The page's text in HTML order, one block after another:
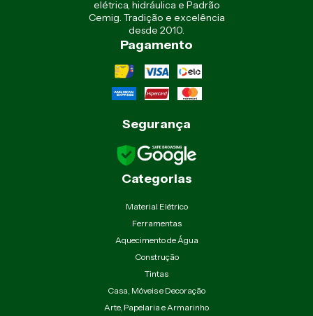
elétrica, hidráulica e Padrão
Cemig. Tradição e excelência
desde 2010.
Pagamento
Segurança
Categorias
Material Elétrico
Ferramentas
Aquecimento de Água
Construção
Tintas
Casa, Móveis e Decoração
Arte, Papelaria e Armarinho